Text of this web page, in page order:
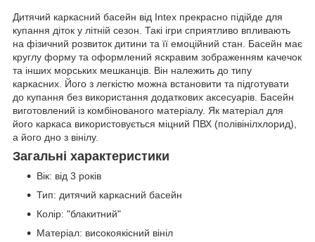
Дитячий каркасний басейн від Intex прекрасно підійде для
купання діток у літній сезон. Такі ігри сприятливо впливають
на фізичний розвиток дитини та її емоційний стан. Басейн має
круглу форму та оформлений яскравим зображенням качечок
та інших морських мешканців. Він належить до типу
каркасних. Його з легкістю можна встановити та підготувати
до купання без використання додаткових аксесуарів. Басейн
виготовлений із комбінованого матеріалу. Як матеріал для
його каркаса використовується міцний ПВХ (полівінілхлорид),
а його дно з вінілу.
Загальні характеристики
Вік: від 3 років
Тип: дитячий каркасний басейн
Колір: "блакитний"
Матеріал: високоякісний вініл